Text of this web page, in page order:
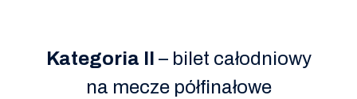
Kategoria II
– bilet całodniowy
na mecze półfinałowe